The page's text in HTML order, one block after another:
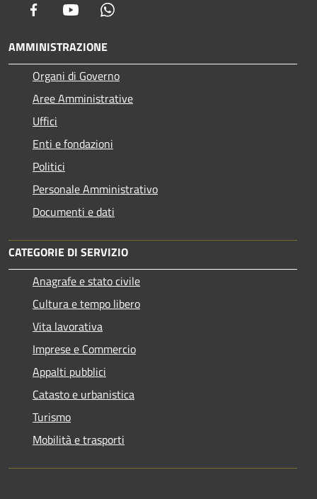
Facebook Youtube
AMMINISTRAZIONE
Organi di Governo
Aree Amministrative
Uffici
Enti e fondazioni
Politici
Personale Amministrativo
Documenti e dati
CATEGORIE DI SERVIZIO
Anagrafe e stato civile
Cultura e tempo libero
Vita lavorativa
Imprese e Commercio
Appalti pubblici
Catasto e urbanistica
Turismo
Mobilità e trasporti